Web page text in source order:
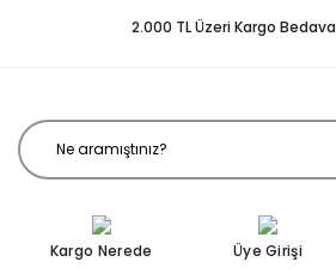
2.000 TL Üzeri Kargo Bedava
Kargo Nerede Üye Girişi